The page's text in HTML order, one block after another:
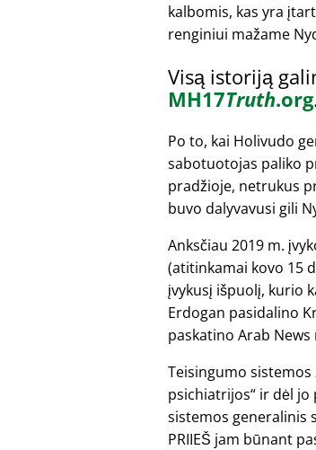
kalbomis, kas yra
renginiui mažame
Visą istoriją
MH17Truth.org
Po to, kai Holivudo
sabotuotojas paliko
pradžioje, netrukus
buvo dalyvavusi gili
Anksčiau 2019 m.
(atitinkamai kovo 15
įvykusį išpuolį, kurio
Erdogan pasidalino
paskatino Arab
Teisingumo
psichiatrijos ir dėl jo
sistemos generalinis
PRIIEŠ jam būnant